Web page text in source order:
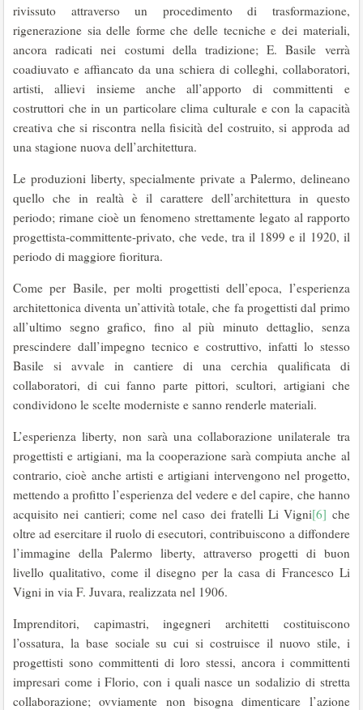
rivissuto attraverso un procedimento di trasformazione,
rigenerazione sia delle forme che delle tecniche e dei materiali,
ancora radicati nei costumi della tradizione; E. Basile verrà
coadiuvato e affiancato da una schiera di colleghi, collaboratori,
artisti, allievi insieme anche all’apporto di committenti e
costruttori che in un particolare clima culturale e con la capacità
creativa che si riscontra nella fisicità del costruito, si approda ad
una stagione nuova dell’architettura.
Le produzioni liberty, specialmente private a Palermo, delineano
quello che in realtà è il carattere dell’architettura in questo
periodo; rimane cioè un fenomeno strettamente legato al rapporto
progettista-committente-privato, che vede, tra il 1899 e il 1920, il
periodo di maggiore fioritura.
Come per Basile, per molti progettisti dell’epoca, l’esperienza
architettonica diventa un’attività totale, che fa progettisti dal primo
all’ultimo segno grafico, fino al più minuto dettaglio, senza
prescindere dall’impegno tecnico e costruttivo, infatti lo stesso
Basile si avvale in cantiere di una cerchia qualificata di
collaboratori, di cui fanno parte pittori, scultori, artigiani che
condividono le scelte moderniste e sanno renderle materiali.
L’esperienza liberty, non sarà una collaborazione unilaterale tra
progettisti e artigiani, ma la cooperazione sarà compiuta anche al
contrario, cioè anche artisti e artigiani intervengono nel progetto,
mettendo a profitto l’esperienza del vedere e del capire, che hanno
acquisito nei cantieri; come nel caso dei fratelli Li Vigni[6] che
oltre ad esercitare il ruolo di esecutori, contribuiscono a diffondere
l’immagine della Palermo liberty, attraverso progetti di buon
livello qualitativo, come il disegno per la casa di Francesco Li
Vigni in via F. Juvara, realizzata nel 1906.
Imprenditori, capimastri, ingegneri architetti costituiscono
l’ossatura, la base sociale su cui si costruisce il nuovo stile, i
progettisti sono committenti di loro stessi, ancora i committenti
impresari come i Florio, con i quali nasce un sodalizio di stretta
collaborazione; ovviamente non bisogna dimenticare l’azione